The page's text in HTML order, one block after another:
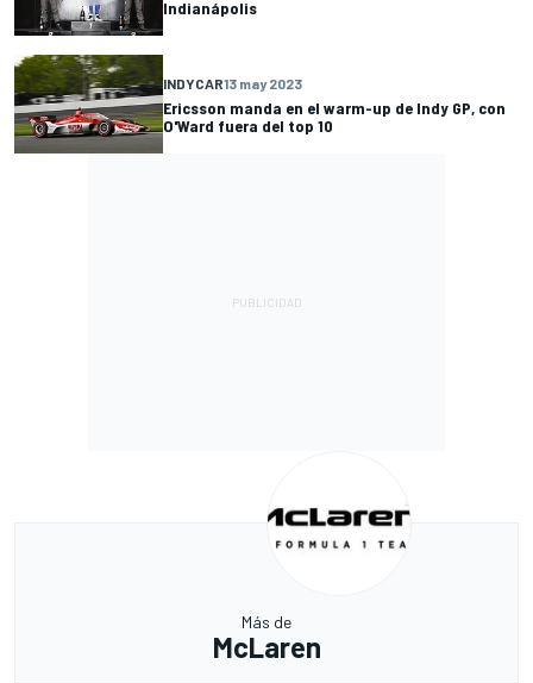
Indianápolis
INDYCAR13 may 2023
Ericsson manda en el warm-up de Indy GP, con
O'Ward fuera del top 10
Más de
McLaren